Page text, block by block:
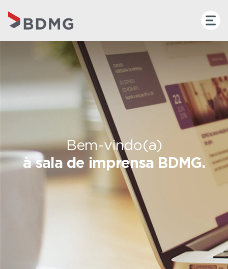
Bem-vindo(a)
à sala de imprensa BDMG.